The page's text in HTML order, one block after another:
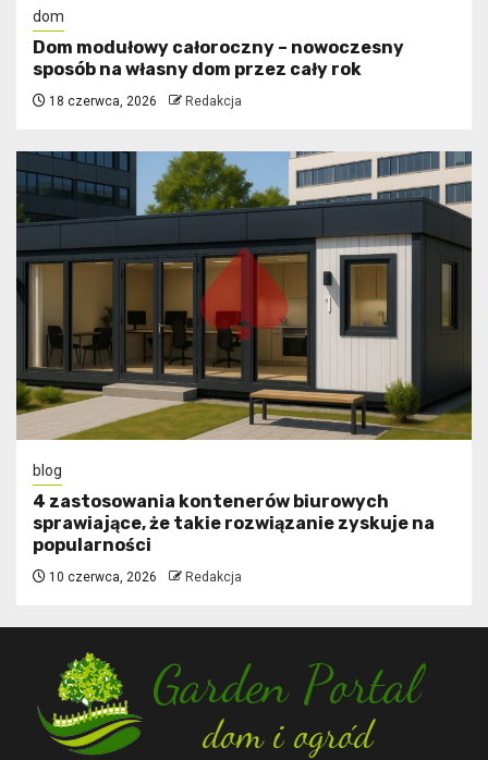
dom
Dom modułowy całoroczny – nowoczesny
sposób na własny dom przez cały rok
18 czerwca, 2026 Redakcja
blog
4 zastosowania kontenerów biurowych
sprawiające, że takie rozwiązanie zyskuje na
popularności
10 czerwca, 2026 Redakcja